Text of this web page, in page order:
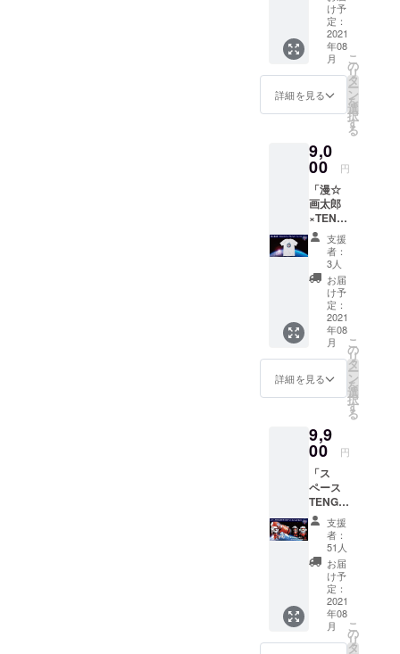
像につ
いて：
打上げ
時の非
公開映
像を、
打上げ
公開さ
せてい
ただき
ます。
※お届け
は2021
年夏頃
を予定
してお
りま
す。
・メモ
リアル
プレー
トに名
前を刻
もう ・
限定映
ロケッ
トプロ
トス
テッ
カー×1
枚 ・
MOMO
ステッ
カー×1
定映像
公開映
像につ
いて：
打上げ
時の非
後に
WEBに
て限定
公開さ
せてい
ただき
ます。
※お届け
は2021
年8月頃
を予定
してお
りま
す。
A社長T
シャ
ツ」
（漫☆
画太郎
×TENG
A
SPACE
A社長T
シャツ
＋ベー
シック
セット
） ・漫
☆画太
×TENG
A
SPACE
ドクミ
&TENG
A社長T
シャツ
・愛と
自由の
願いを
書こう
リアル
プレー
トに名
前を刻
もう ・
限定映
像公開
TENGA
ロケッ
トプロ
ジェク
トス
け予
定：
2021
年08
月
詳細を見る
こ
の
リ
タ
ー
ン
を
選
択
す
る
9,0
00 円
「漫☆
画太郎
×TENG
Aロケッ
トプロ
ジェク
トTシャ
ツ コー
ス」
（漫☆
画太郎
×TENG
Aロケッ
トプロ
ジェク
トTシャ
ベー
シック
セット
） ・漫
☆画太
郎
×TENG
A ロ
ケット
プロ
ジェク
トTシャ
ツ ・愛
と自由
の寄せ
書き
支援
者：
3人
お届
け予
定：
2021
年08
月
詳細を見る
こ
の
リ
タ
ー
ン
を
選
択
す
る
9,9
00 円
「ス
ペース
TENGA
ロボ ロ
ケット
ミッ
ション
コー
ス」
（ス
ペース
TENGA
ロボ DX
支援
者：
51人
お届
け予
定：
2021
年08
月
こ
の
リ
タ